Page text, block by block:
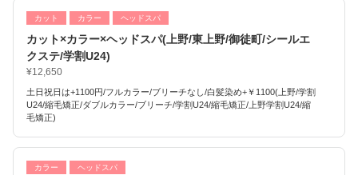
カット カラー ヘッドスパ
カット×カラー×ヘッドスパ(上野/東上野/御徒町/シールエ
クステ/学割U24)
¥12,650
土日祝日は+1100円/フルカラー/ブリーチなし/白髪染め+￥1100(上野/学割
U24/縮毛矯正/ダブルカラー/ブリーチ/学割U24/縮毛矯正/上野学割U24/縮
毛矯正)
カラー ヘッドスパ